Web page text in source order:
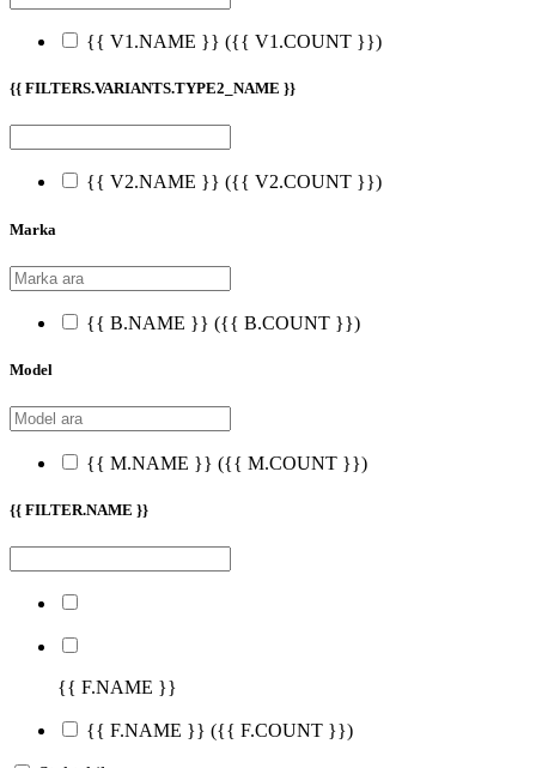
{{ V1.NAME }} ({{ V1.COUNT }})
{{ FILTERS.VARIANTS.TYPE2_NAME }}
{{ V2.NAME }} ({{ V2.COUNT }})
Marka
{{ B.NAME }} ({{ B.COUNT }})
Model
{{ M.NAME }} ({{ M.COUNT }})
{{ FILTER.NAME }}
{{ F.NAME }}
{{ F.NAME }} ({{ F.COUNT }})